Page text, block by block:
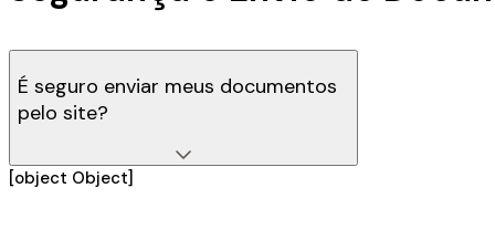
É seguro enviar meus documentos
pelo site?
[object Object]